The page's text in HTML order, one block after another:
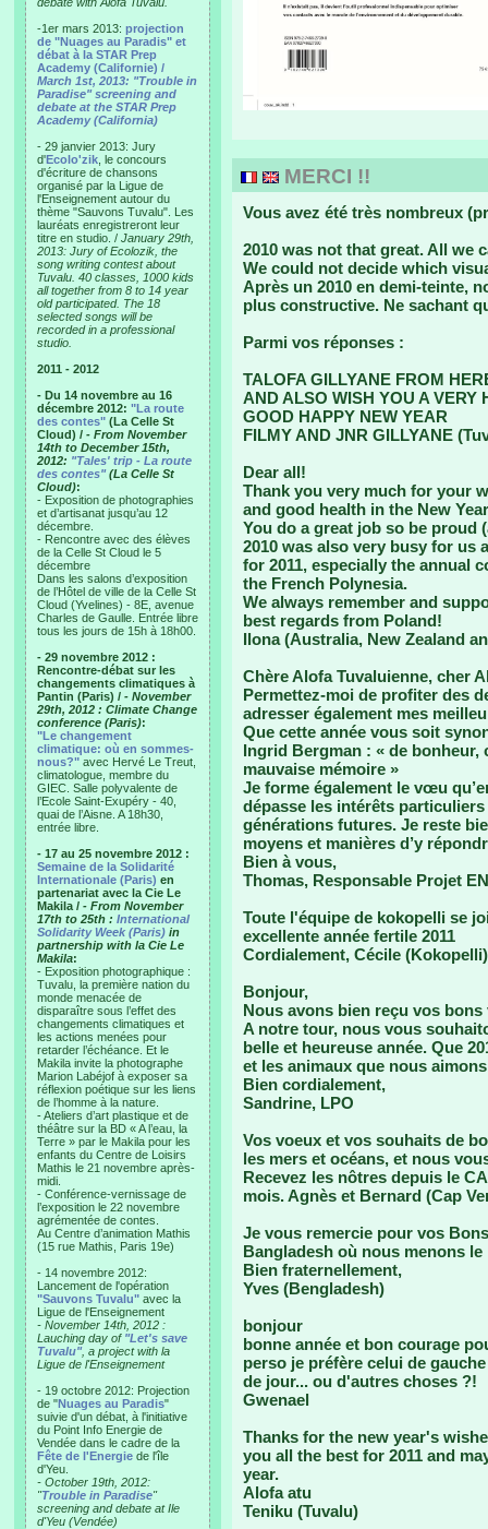
-1er mars 2013: projection
de "Nuages au Paradis" et
débat à la STAR Prep
Academy (Californie) /
March 1st, 2013: "Trouble in
Paradise" screening and
debate at the STAR Prep
Academy (California)
- 29 janvier 2013: Jury
d'Ecolo'zik , le concours
d'écriture de chansons
organisé par la Ligue de
l'Enseignement autour du
thème "Sauvons Tuvalu". Les
lauréats enregistreront leur
titre en studio. / January 29th,
2013: Jury of Ecolozik, the
song writing contest about
Tuvalu. 40 classes, 1000 kids
all together from 8 to 14 year
old participated. The 18
selected songs will be
recorded in a professional
studio.
2011 - 2012
- Du 14 novembre au 16
décembre 2012: "La route
des contes" (La Celle St
Cloud) / - From November
14th to December 15th,
2012: "Tales' trip - La route
des contes"(La Celle St
Cloud):
- Exposition de photographies
et d’artisanat jusqu’au 12
décembre.
- Rencontre avec des élèves
de la Celle St Cloud le 5
décembre
Dans les salons d’exposition
de l’Hôtel de ville de la Celle St
Cloud (Yvelines) - 8E, avenue
Charles de Gaulle. Entrée libre
tous les jours de 15h à 18h00.
- 29 novembre 2012 :
Rencontre-débat sur les
changements climatiques à
Pantin (Paris) / - November
29th, 2012 : Climate Change
conference (Paris):
"Le changement
climatique: où en sommes-
nous?" avec Hervé Le Treut,
climatologue, membre du
GIEC. Salle polyvalente de
l’Ecole Saint-Exupéry - 40,
quai de l’Aisne. A 18h30,
entrée libre.
- 17 au 25 novembre 2012 :
Semaine de la Solidarité
Internationale (Paris) en
partenariat avec la Cie Le
Makila / - From November
17th to 25th : International
Solidarity Week (Paris) in
partnership with la Cie Le
Makila:
- Exposition photographique :
Tuvalu, la première nation du
monde menacée de
disparaître sous l’effet des
changements climatiques et
les actions menées pour
retarder l’échéance. Et le
Makila invite la photographe
Marion Labéjof à exposer sa
réflexion poétique sur les liens
de l’homme à la nature.
- Ateliers d’art plastique et de
théâtre sur la BD « A l’eau, la
Terre » par le Makila pour les
enfants du Centre de Loisirs
Mathis le 21 novembre après-
midi.
- Conférence-vernissage de
l’exposition le 22 novembre
agrémentée de contes.
Au Centre d’animation Mathis
(15 rue Mathis, Paris 19e)
- 14 novembre 2012:
Lancement de l'opération
"Sauvons Tuvalu" avec la
Ligue de l'Enseignement
- November 14th, 2012 :
Lauching day of "Let's save
Tuvalu", a project with la
Ligue de l'Enseignement
- 19 octobre 2012: Projection
de "Nuages au Paradis"
suivie d'un débat, à l'initiative
du Point Info Energie de
Vendée dans le cadre de la
Fête de l'Energie de l'île
d'Yeu.
- October 19th, 2012:
"Trouble in Paradise"
screening and debate at Ile
d'Yeu (Vendée)
MERCI !!
Vous avez été très nombreux
2010 was not that great. All we
We could not decide which
Après un 2010 en demi-teinte,
plus constructive. Ne sachant
Parmi vos réponses :
TALOFA GILLYANE FROM
AND ALSO WISH YOU A VERY
GOOD HAPPY NEW YEAR
FILMY AND JNR GILLYANE
Dear all!
Thank you very much for your
and good health in the New
You do a great job so be proud
2010 was also very busy for us
for 2011, especially the annual
the French Polynesia.
We always remember and
best regards from Poland!
Ilona (Australia, New Zealand
Chère Alofa Tuvaluienne, cher
Permettez-moi de profiter des
adresser également mes
Que cette année vous soit
Ingrid Bergman : « de bonheur,
mauvaise mémoire »
Je forme également le vœu
dépasse les intérêts
générations futures. Je reste
moyens et manières d’y
Bien à vous,
Thomas, Responsable Projet
Toute l'équipe de kokopelli se
excellente année fertile 2011
Cordialement, Cécile (Kokopelli)
Bonjour,
Nous avons bien reçu vos
A notre tour, nous vous
belle et heureuse année. Que
et les animaux que nous
Bien cordialement,
Sandrine, LPO
Vos voeux et vos souhaits de
les mers et océans, et nous
Recevez les nôtres depuis le
mois. Agnès et Bernard (Cap
Je vous remercie pour vos
Bangladesh où nous menons le
Bien fraternellement,
Yves (Bengladesh)
bonjour
bonne année et bon courage
perso je préfère celui de
de jour... ou d'autres choses ?!
Gwenael
Thanks for the new year's
you all the best for 2011 and
year.
Alofa atu
Teniku (Tuvalu)